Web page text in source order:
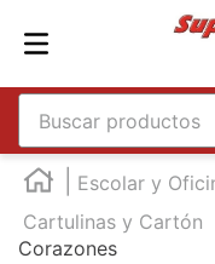
Buscar productos
Escolar y
Cartulinas y Cartón
Corazones
TÉRMINOS MÁS
england
2.
marcador e300